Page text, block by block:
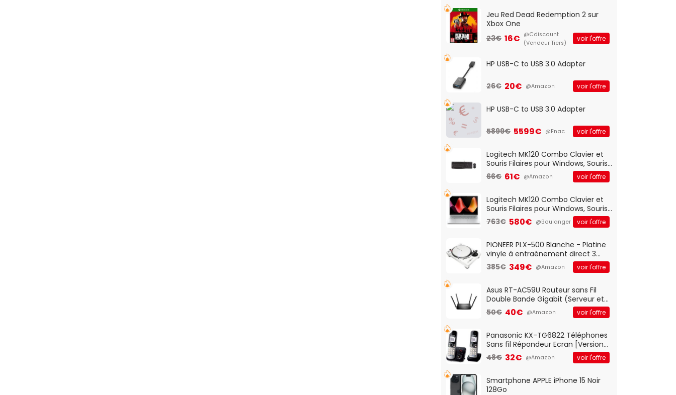
Jeu Red Dead Redemption 2 sur
Xbox One
23€ 16€ @Cdiscount
(Vendeur Tiers)
voir l'offre
HP USB-C to USB 3.0 Adapter
26€ 20€ @Amazon voir l'offre
HP USB-C to USB 3.0 Adapter
5899€ 5599€ @Fnac voir l'offre
Logitech MK120 Combo Clavier et
Souris Filaires pour Windows, Souris
Optique Filaire, Connexion USB Plug
And Play, Confortable, Taille
QWERTY UK - Noir
66€ 61€ @Amazon voir l'offre
Logitech MK120 Combo Clavier et
Souris Filaires pour Windows, Souris
Optique Filaire, Connexion USB Plug
And Play, Confortable, Taille
QWERTY UK - Noir
763€ 580€ @Boulanger voir l'offre
PIONEER PLX-500 Blanche - Platine
vinyle à entraénement direct 3
vitesses (33-45-78 trs/min) avec
pre-ampli intégré et port USB
385€ 349€ @Amazon voir l'offre
Asus RT-AC59U Routeur sans Fil
Double Bande Gigabit (Serveur et
Client VPN, Triple Vlan, Mode Point
d'accès et Bridge, contrôle
50€ 40€ @Amazon voir l'offre
Panasonic KX-TG6822 Téléphones
Sans fil Répondeur Ecran [Version
Française]
48€ 32€ @Amazon voir l'offre
Smartphone APPLE iPhone 15 Noir
128Go